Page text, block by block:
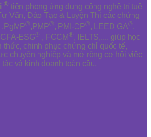
® tiên phong ứng dụng công nghệ trí tuệ
Vấn, Đào Tạo & Luyện Thi các chứng
,PgMP®,PMP®, PMI-CP®, LEED GA®,
ESG® , FCCM®, IELTS,.... giúp học
thức, chinh phục chứng chỉ quốc tế,
chuyên nghiệp và mở rộng cơ hội việc
và kinh doanh toàn cầu.